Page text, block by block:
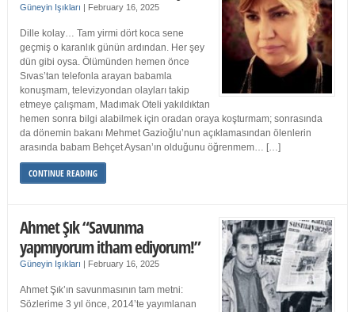
Güneyin Işıkları | February 16, 2025
Dille kolay… Tam yirmi dört koca sene
geçmiş o karanlık günün ardından. Her şey
dün gibi oysa. Ölümünden hemen önce
Sıvas’tan telefonla arayan babamla
konuşmam, televizyondan olayları takip
etmeye çalışmam, Madımak Oteli yakıldıktan
hemen sonra bilgi alabilmek için oradan oraya koşturmam; sonrasında
da dönemin bakanı Mehmet Gazioğlu’nun açıklamasından ölenlerin
arasında babam Behçet Aysan’ın olduğunu öğrenmem… […]
CONTINUE READING
Ahmet Şık “Savunma
yapmıyorum itham ediyorum!”
Güneyin Işıkları | February 16, 2025
Ahmet Şık’ın savunmasının tam metni:
Sözlerime 3 yıl önce, 2014’te yayımlanan